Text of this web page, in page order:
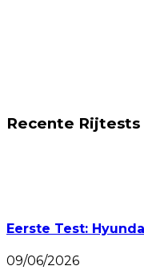
Recente Rijtests
Eerste Test:
09/06/2026